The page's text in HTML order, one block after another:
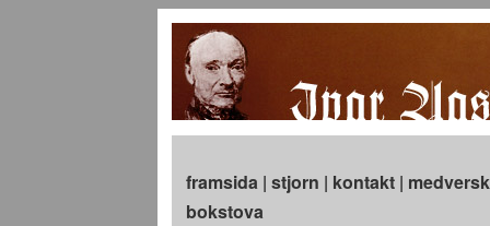
framsida| stjorn | kontakt|
bokstova